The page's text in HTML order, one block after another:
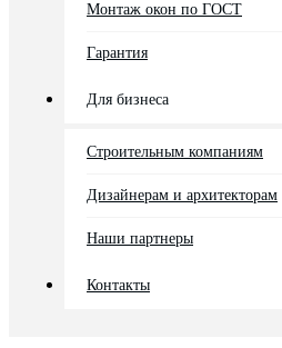
Монтаж окон по ГОСТ
Гарантия
Для бизнеса
Строительным компаниям
Дизайнерам и архитекторам
Наши партнеры
Контакты